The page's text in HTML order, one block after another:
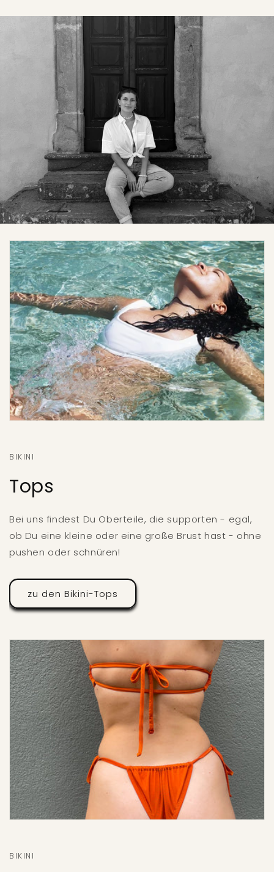
BIKINI
Tops
Bei uns findest Du Oberteile, die supporten - egal,
ob Du eine kleine oder eine große Brust hast - ohne
pushen oder schnüren!
zu den Bikini-Tops
BIKINI